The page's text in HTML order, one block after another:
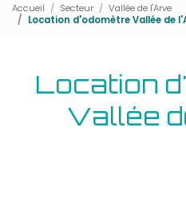
Accueil Secteur
Vallée de l'Arve
Location d'odomètre Vallée de
Location
Vallée